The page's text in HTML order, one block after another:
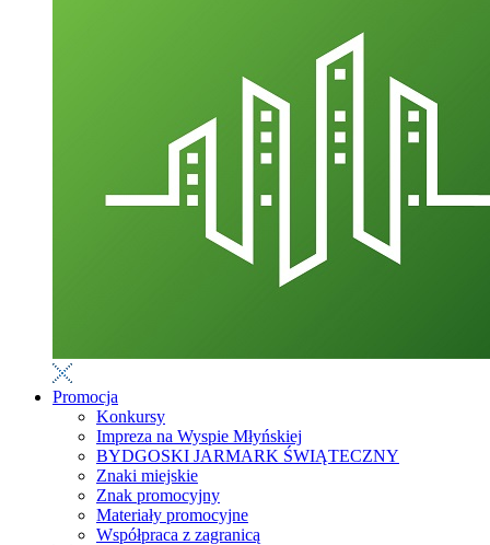
Promocja
Konkursy
Impreza na Wyspie Młyńskiej
BYDGOSKI JARMARK ŚWIĄTECZNY
Znaki miejskie
Znak promocyjny
Materiały promocyjne
Współpraca z zagranicą